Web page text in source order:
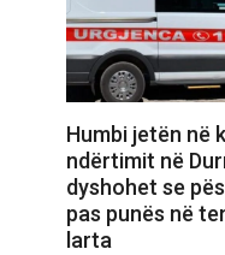
Humbi jetën në
ndërtimit në
dyshohet se
pas punës në
larta